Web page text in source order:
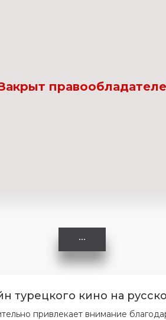
турецкого кино на
привлекает внимание